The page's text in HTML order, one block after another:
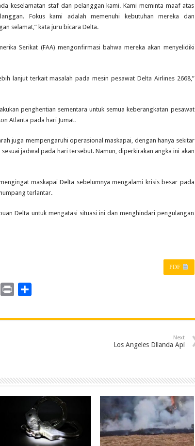
keselamatan staf dan pelanggan kami. Kami meminta maaf atas
Fokus kami adalah memenuhi kebutuhan mereka dan
selamat,” kata juru bicara Delta.
Serikat (FAA) mengonfirmasi bahwa mereka akan menyelidiki
lanjut terkait masalah pada mesin pesawat Delta Airlines 2668,”
penghentian sementara untuk semua keberangkatan pesawat
Atlanta pada hari Jumat.
juga mempengaruhi operasional maskapai, dengan hanya sekitar
jadwal pada hari tersebut. Namun, diperkirakan angka ini akan
maskapai Delta sebelumnya mengalami krisis besar pada
terlantar.
Delta untuk mengatasi situasi ini dan menghindari pengulangan
PDF
i
a
Next
Los Angeles Dilanda Api